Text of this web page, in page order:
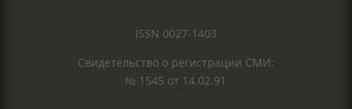
ISSN 0027-1403
Свидетельство о регистрации СМИ:
№ 1545 от 14.02.91